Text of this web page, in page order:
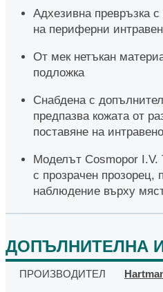
Адхезивна превръзка
на периферни
От мек нетъкан
подложка
Снабдена с
предпазва кожата от
поставяне на
Моделът Cosmopor I.V.
с прозрачен прозорец,
наблюдение върху
ДОПЪЛНИТЕЛНА
ПРОИЗВОДИТЕЛ